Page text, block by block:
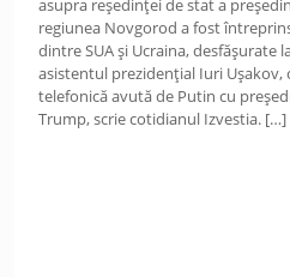
asupra reședinței de stat a
regiunea Novgorod a fost
dintre SUA și Ucraina, desfășurate
asistentul prezidențial Iuri
telefonică avută de Putin cu
Trump, scrie cotidianul Izvestia. […]